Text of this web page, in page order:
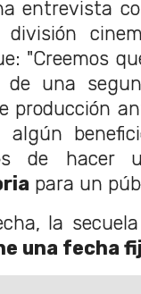
entrevista
"Creemos
de una
producción
algún
de hacer
para un
la
una fecha